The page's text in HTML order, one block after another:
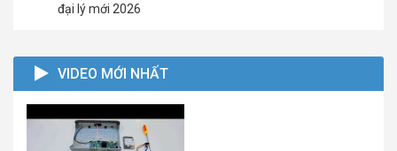
đại lý mới 2026
VIDEO MỚI NHẤT